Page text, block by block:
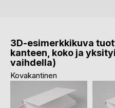
3D-esimerkkikuva
kanteen, koko ja
vaihdella)
Kovakantinen